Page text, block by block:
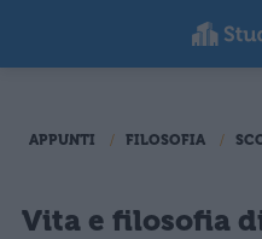
APPUNTI FILOSOFIA
Vita e filosofia